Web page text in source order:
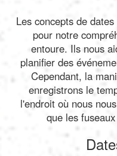
Les concepts de
pour notre
entoure. Ils nous
planifier des
Cependant, la
enregistrons le
l'endroit où nous
que les